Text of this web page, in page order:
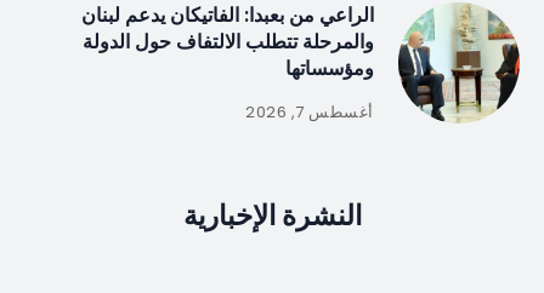
الراعي من بعبدا: الفاتيكان يدعم لبنان
والمرحلة تتطلب الالتفاف حول الدولة
ومؤسساتها
أغسطس 7, 2026
النشرة الإخبارية